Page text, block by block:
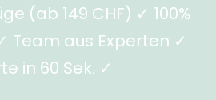
(ab 149 CHF) ✓ 100%
Team aus Experten ✓
in 60 Sek. ✓